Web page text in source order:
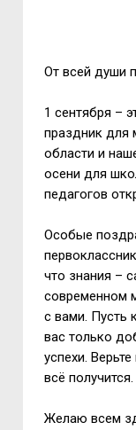
От всей души
1 сентября –
праздник для
области и
осени для
педагогов
Особые
что знания –
современном
с вами. Пусть
вас только
успехи.
всё получится.
Желаю всем